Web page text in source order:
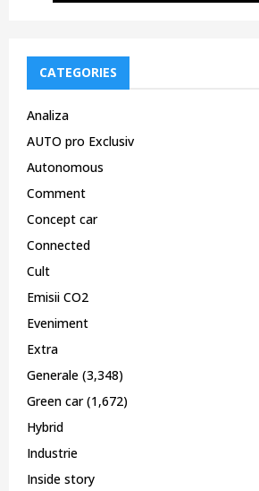
CATEGORIES
Analiza
AUTO pro Exclusiv
Autonomous
Comment
Concept car
Connected
Cult
Emisii CO2
Eveniment
Extra
Generale (3,348)
Green car(1,672)
Hybrid
Industrie
Inside story